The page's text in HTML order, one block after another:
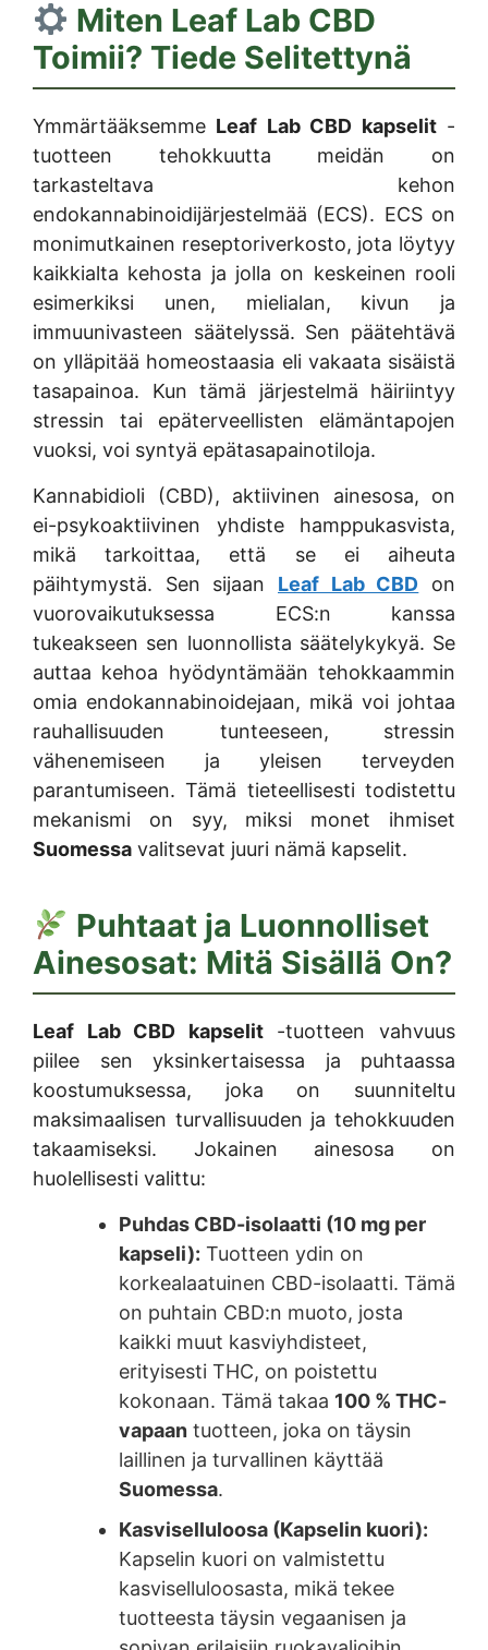
Miten Leaf Lab CBD
Toimii? Tiede Selitettynä
Ymmärtääksemme Leaf Lab CBD kapselit-
tuotteen tehokkuutta meidän on
tarkasteltava kehon
endokannabinoidijärjestelmää (ECS). ECS on
monimutkainen reseptoriverkosto, jota löytyy
kaikkialta kehosta ja jolla on keskeinen rooli
esimerkiksi unen, mielialan, kivun ja
immuunivasteen säätelyssä. Sen päätehtävä
on ylläpitää homeostaasia eli vakaata sisäistä
tasapainoa. Kun tämä järjestelmä häiriintyy
stressin tai epäterveellisten elämäntapojen
vuoksi, voi syntyä epätasapainotiloja.
Kannabidioli (CBD), aktiivinen ainesosa, on
ei-psykoaktiivinen yhdiste hamppukasvista,
mikä tarkoittaa, että se ei aiheuta
päihtymystä. Sen sijaan Leaf Lab CBD on
vuorovaikutuksessa ECS:n kanssa
tukeakseen sen luonnollista säätelykykyä. Se
auttaa kehoa hyödyntämään tehokkaammin
omia endokannabinoidejaan, mikä voi johtaa
rauhallisuuden tunteeseen, stressin
vähenemiseen ja yleisen terveyden
parantumiseen. Tämä tieteellisesti todistettu
mekanismi on syy, miksi monet ihmiset
Suomessa valitsevat juuri nämä kapselit.
Puhtaat ja Luonnolliset
Ainesosat: Mitä Sisällä On?
Leaf Lab CBD kapselit-tuotteen vahvuus
piilee sen yksinkertaisessa ja puhtaassa
koostumuksessa, joka on suunniteltu
maksimaalisen turvallisuuden ja tehokkuuden
takaamiseksi. Jokainen ainesosa on
huolellisesti valittu:
Puhdas CBD-isolaatti (10 mg per
kapseli): Tuotteen ydin on
korkealaatuinen CBD-isolaatti. Tämä
on puhtain CBD:n muoto, josta
kaikki muut kasviyhdisteet,
erityisesti THC, on poistettu
kokonaan. Tämä takaa 100 % THC-
vapaan tuotteen, joka on täysin
laillinen ja turvallinen käyttää
Suomessa.
Kasviselluloosa (Kapselin kuori):
Kapselin kuori on valmistettu
kasviselluloosasta, mikä tekee
tuotteesta täysin vegaanisen ja